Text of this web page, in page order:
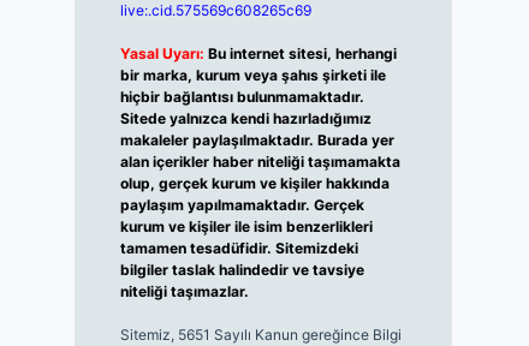
live:.cid.575569c608265c69
Yasal Uyarı: Bu internet sitesi, herhangi
bir marka, kurum veya şahıs şirketi ile
hiçbir bağlantısı bulunmamaktadır.
Sitede yalnızca kendi hazırladığımız
makaleler paylaşılmaktadır. Burada yer
alan içerikler haber niteliği taşımamakta
olup, gerçek kurum ve kişiler hakkında
paylaşım yapılmamaktadır. Gerçek
kurum ve kişiler ile isim benzerlikleri
tamamen tesadüfidir. Sitemizdeki
bilgiler taslak halindedir ve tavsiye
niteliği taşımazlar.
Sitemiz, 5651 Sayılı Kanun gereğince Bilgi